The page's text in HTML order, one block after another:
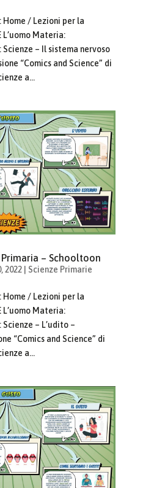
Home / Lezioni per la
L’uomo Materia:
Scienze – Il sistema nervoso
“Comics and Science” di
a...
Primaria – Schooltoon
2022| Scienze Primarie
Home / Lezioni per la
L’uomo Materia:
– L’udito –
“Comics and Science” di
a...